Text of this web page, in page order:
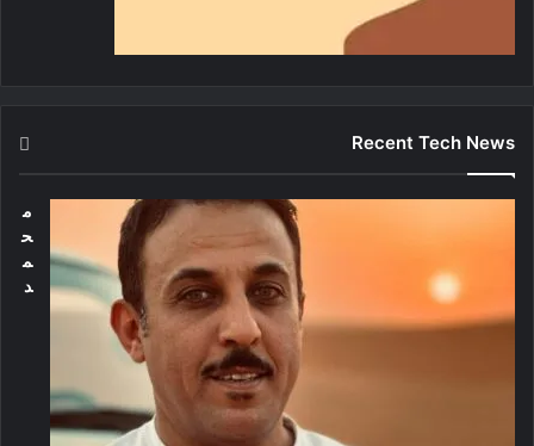
Recent Tech News
م
ح
م
د